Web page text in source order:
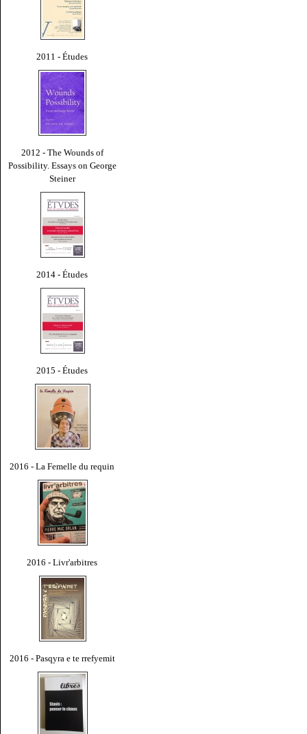
2011 - Études
2012 - The Wounds of
Possibility. Essays on George
Steiner
2014 - Études
2015 - Études
2016 - La Femelle du requin
2016 - Livr'arbitres
2016 - Pasqyra e te rrefyemit